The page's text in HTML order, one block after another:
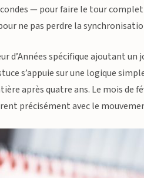
— pour faire le tour
ne pas perdre la
d’Années spécifique ajoutant
s’appuie sur une logique
après quatre ans. Le mois de
précisément avec le